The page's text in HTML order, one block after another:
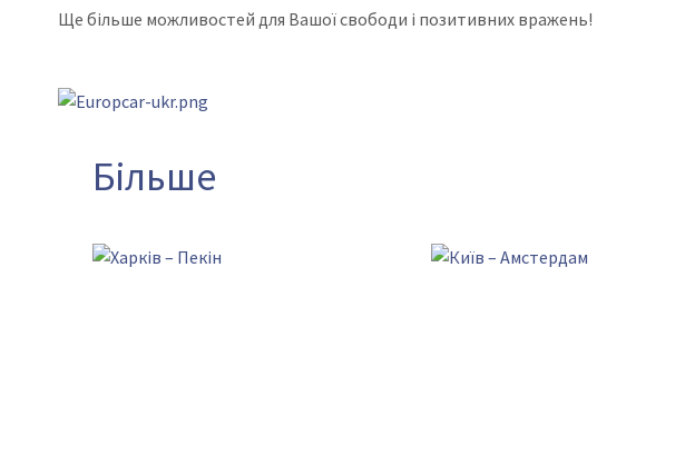
Ще більше можливостей для Вашої свободи і позитивних вражень!
Більше